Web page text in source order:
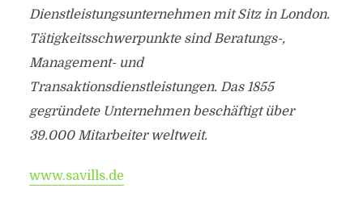
Dienstleistungsunternehmen mit Sitz in London.
Tätigkeitsschwerpunkte sind Beratungs-,
Management- und
Transaktionsdienstleistungen. Das 1855
gegründete Unternehmen beschäftigt über
39.000 Mitarbeiter weltweit.
www.savills.de